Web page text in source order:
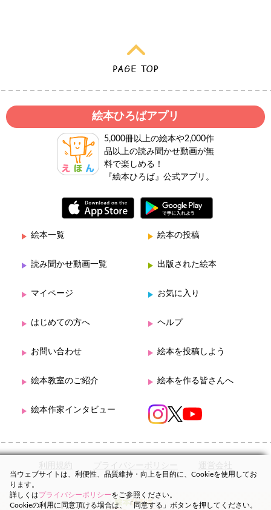
絵本ひろばアプリ
5,000冊以上の絵本や2,000作
品以上の読み聞かせ動画が無
料で楽しめる！
『絵本ひろば』公式アプリ。
絵本一覧 絵本の投稿
読み聞かせ動画一覧 出版された絵本
マイページ お気に入り
はじめての方へ ヘルプ
お問い合わせ 絵本を投稿しよう
絵本教室のご紹介 絵本を作る皆さんへ
絵本作家インタビュー
利用規約 プライバシーポリシー 運営会社
当ウェブサイトは、利便性、品質維持・向上を目的に、Cookieを使用してお
ります。
詳しくはプライバシーポリシーをご参照ください。
Cookieの利用に同意頂ける場合は、「同意する」ボタンを押してください。